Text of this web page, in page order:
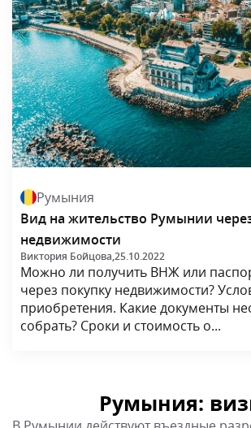
Румыния
Вид на жительство Румынии
недвижимости
Виктория Бойцова,25.10.2022
Можно ли получить ВНЖ или
через покупку недвижимости?
приобретения. Какие документы
собрать? Сроки и стоимость о...
Румыния: